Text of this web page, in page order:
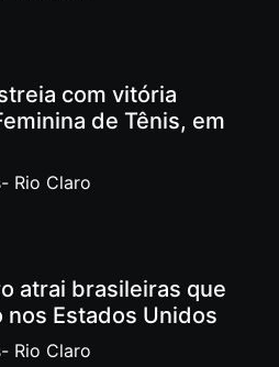
com vitória
de Tênis, em
Rio Claro
atrai brasileiras que
Estados Unidos
Rio Claro